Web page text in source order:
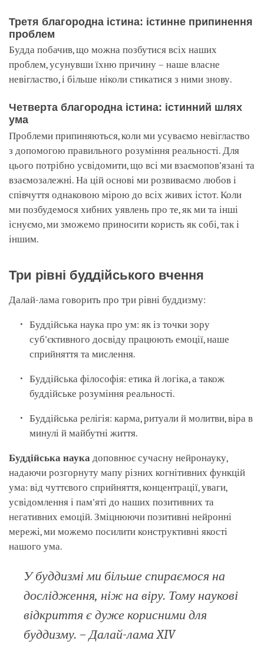
Третя благородна істина: істинне припинення
проблем
Будда побачив, що можна позбутися всіх наших
проблем, усунувши їхню причину – наше власне
невігластво, і більше ніколи стикатися з ними знову.
Четверта благородна істина: істинний шлях
ума
Проблеми припиняються, коли ми усуваємо невігластво
з допомогою правильного розуміння реальності. Для
цього потрібно усвідомити, що всі ми взаємопов'язані та
взаємозалежні. На цій основі ми розвиваємо любов і
співчуття однаковою мірою до всіх живих істот. Коли
ми позбудемося хибних уявлень про те, як ми та інші
існуємо, ми зможемо приносити користь як собі, так і
іншим.
Три рівні буддійського вчення
Далай-лама говорить про три рівні буддизму:
Буддійська наука про ум: як із точки зору
суб'єктивного досвіду працюють емоції, наше
сприйняття та мислення.
Буддійська філософія: етика й логіка, а також
буддійське розуміння реальності.
Буддійська релігія: карма, ритуали й молитви, віра в
минулі й майбутні життя.
Буддійська наука доповнює сучасну нейронауку,
надаючи розгорнуту мапу різних когнітивних функцій
ума: від чуттєвого сприйняття, концентрації, уваги,
усвідомлення і пам'яті до наших позитивних та
негативних емоцій. Зміцнюючи позитивні нейронні
мережі, ми можемо посилити конструктивні якості
нашого ума.
У буддизмі ми більше спираємося на
дослідження, ніж на віру. Тому наукові
відкриття є дуже корисними для
буддизму. – Далай-лама XIV